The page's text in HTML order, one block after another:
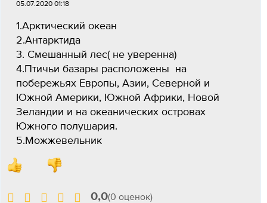
05.07.2020 01:18
1.Арктический океан
2.Антарктида
3. Смешанный лес( не уверенна)
4.Птичьи базары расположены на
побережьях Европы, Азии, Северной и
Южной Америки, Южной Африки, Новой
Зеландии и на океанических островах
Южного полушария.
5.Можжевельник
0,0(0 оценок)